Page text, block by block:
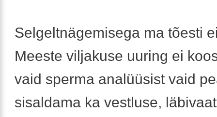
Selgeltnägemisega ma tõesti
Meeste viljakuse uuring ei
vaid sperma analüüsist vaid
sisaldama ka vestluse,